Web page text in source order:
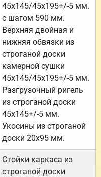
45х145/45х195+/-5 мм.
с шагом 590 мм.
Верхняя двойная и
нижняя обвязки из
строганой доски
камерной сушки
45х145/45х195+/-5 мм.
Разгрузочный ригель
из строганой доски
45х145+/-5 мм.
Укосины из строганой
доски 20х95 мм.
Стойки каркаса из
строганой доски